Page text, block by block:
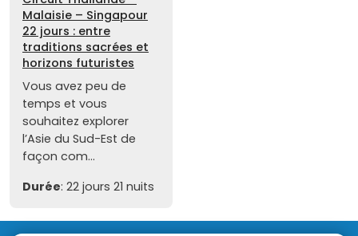
Malaisie – Singapour
22 jours : entre
traditions sacrées et
horizons futuristes
Vous avez peu de
temps et vous
souhaitez explorer
l’Asie du Sud-Est de
façon com...
Durée: 22 jours 21 nuits